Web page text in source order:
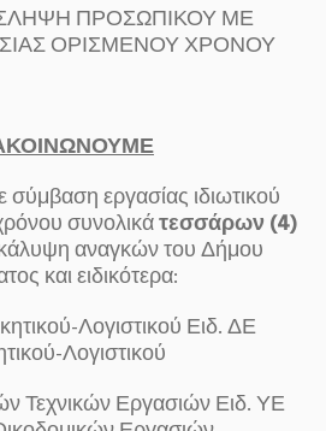
ΠΡΟΣΩΠΙΚΟΥ ΜΕ
ΟΡΙΣΜΕΝΟΥ ΧΡΟΝΟΥ
εργασίας ιδιωτικού
συνολικάτεσσάρων (4)
αναγκών του Δήμου
και ειδικότερα:
Λογιστικού Ειδ. ΔΕ
Λογιστικού
Τεχνικών Εργασιών Ειδ. ΥΕ